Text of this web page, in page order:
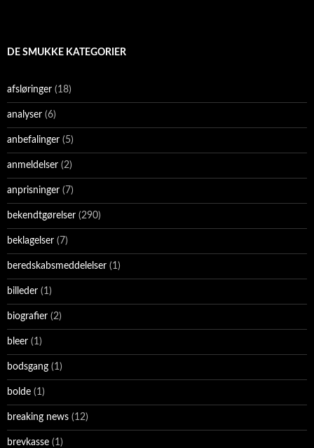
DE SMUKKE KATEGORIER
afsløringer (18)
analyser (6)
anbefalinger (5)
anmeldelser (2)
anprisninger (7)
bekendtgørelser (290)
beklagelser (7)
beredskabsmeddelelser (1)
billeder (1)
biografier (2)
bleer (1)
bodsgang (1)
bolde (1)
breaking news (12)
brevkasse (1)